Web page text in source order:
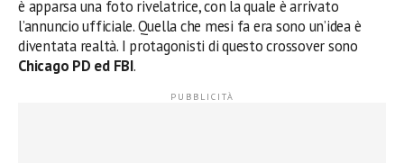
è apparsa una foto rivelatrice, con la quale è arrivato
l’annuncio ufficiale. Quella che mesi fa era sono un’idea è
diventata realtà. I protagonisti di questo crossover sono
Chicago PD ed FBI.